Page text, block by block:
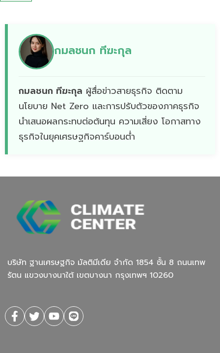
กมลชนก ทีฆะกุล
กมลชนก ทีฆะกุล ผู้สื่อข่าวสายธุรกิจ ติดตาม
นโยบาย Net Zero เเละการปรับตัวของภาคธุรกิจ
นำเสนอผลกระทบต่อต้นทุน ความเสี่ยง โอกาสทาง
ธุรกิจในยุคเศรษฐกิจคาร์บอนต่ำ
บริษัท ฐานเศรษฐกิจ มัลติมีเดีย จํากัด 1854 ชั้น 8 ถนนเทพ
รัตน แขวงบางนาใต้ เขตบางนา กรุงเทพฯ 10260